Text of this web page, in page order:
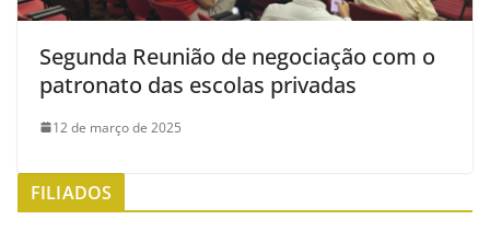
Segunda Reunião de negociação com o
patronato das escolas privadas
12 de março de 2025
FILIADOS